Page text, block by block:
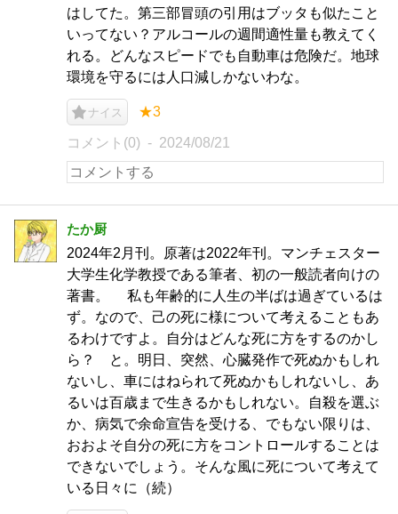
はしてた。第三部冒頭の引用はブッタも似たこと
いってない？アルコールの週間適性量も教えてく
れる。どんなスピードでも自動車は危険だ。地球
環境を守るには人口減しかないわな。
ナイス ★3
コメント(0) 2024/08/21
たか厨
2024年2月刊。原著は2022年刊。マンチェスター
大学生化学教授である筆者、初の一般読者向けの
著書。 私も年齢的に人生の半ばは過ぎているは
ず。なので、己の死に様について考えることもあ
るわけですよ。自分はどんな死に方をするのかし
ら？ と。明日、突然、心臓発作で死ぬかもしれ
ないし、車にはねられて死ぬかもしれないし、あ
るいは百歳まで生きるかもしれない。自殺を選ぶ
か、病気で余命宣告を受ける、でもない限りは、
おおよそ自分の死に方をコントロールすることは
できないでしょう。そんな風に死について考えて
いる日々に（続）